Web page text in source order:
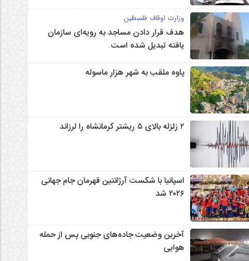
وزارت اوقاف فلسطین
هدف قرار دادن مساجد به رویه‌ای سازمان‌
یافته تبدیل شده است
پاوه ملقب به شهر هزار ماسوله
۲ زلزله‌ بالای ۵ ریشتر کرمانشاه را لرزاند
اسپانیا با شکست آرژانتین قهرمان جام جهانی
۲۰۲۶ شد
آخرین وضعیت جاده‌های جنوبی پس از حمله
هوایی